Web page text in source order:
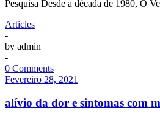
Pesquisa Desde a década de 1980, O
Articles
-
by admin
-
0 Comments
Fevereiro 28, 2021
alívio da dor e sintomas com